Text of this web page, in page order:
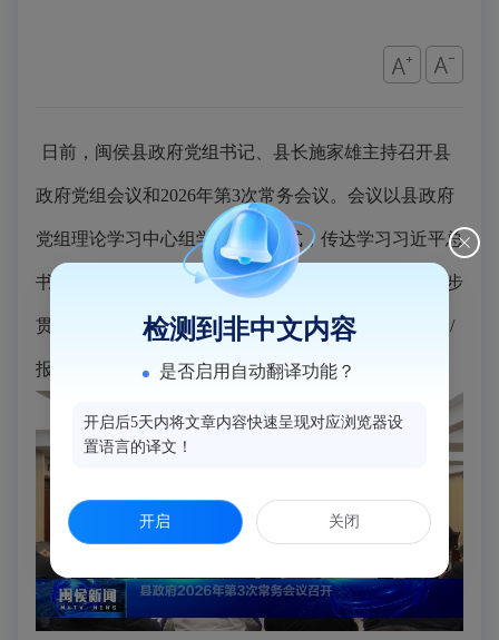
日前，闽侯县政府党组书记、县长施家雄主持召开县
政府党组会议和2026年第3次常务会议。会议以县政府
党组理论学习中心组学习会的形式，传达学习习近平总
书记近期重要讲话、复信、贺信精神，研究县政府初步
贯彻意见。会议还研究了其它有关事宜。（陈堡 林鑫/
报道）
检测到非中文内容
是否启用自动翻译功能？
开启后5天内将文章内容快速呈现对应浏览器设
置语言的译文！
开启 关闭